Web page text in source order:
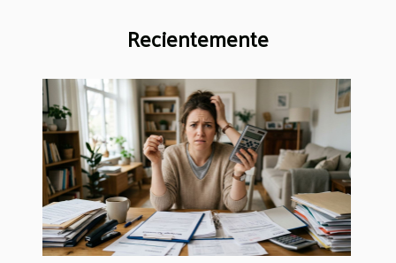
Recientemente